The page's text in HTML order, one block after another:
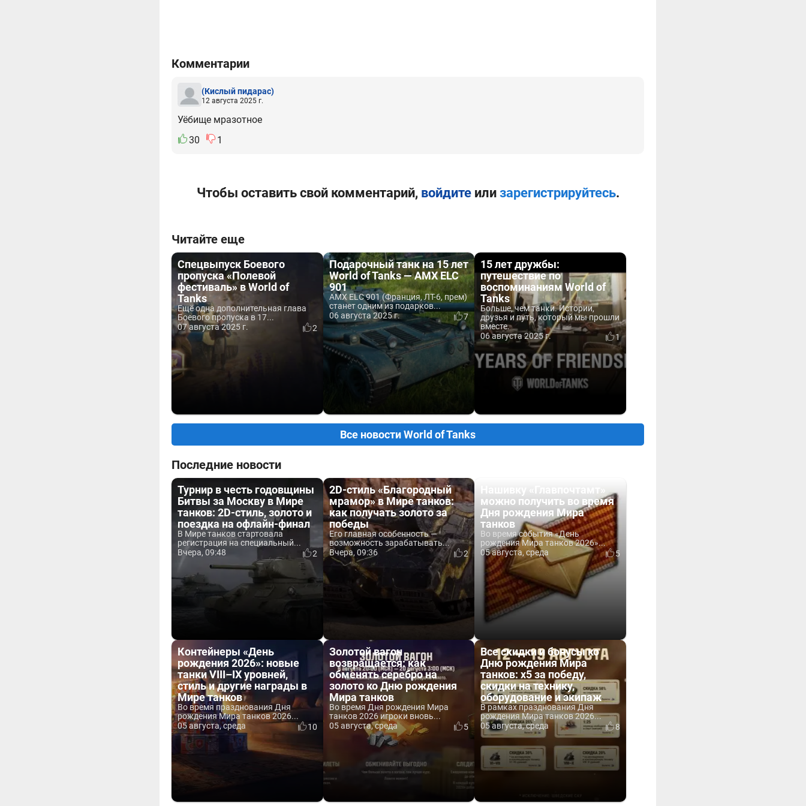
Комментарии
(Кислый пидарас)
12 августа 2025 г.
Уёбище мразотное
30
1
Чтобы оставить свой комментарий, войдитеили зарегистрируйтесь.
Читайте еще
Спецвыпуск Боевого
пропуска «Полевой
фестиваль» в World of
Tanks
Ещё одна дополнительная глава
Боевого пропуска в 17...
07 августа 2025 г.
2
Подарочный танк на 15 лет
World of Tanks — AMX ELC
901
AMX ELC 901 (Франция, ЛТ-6, прем)
станет одним из подарков...
06 августа 2025 г.
7
15 лет дружбы:
путешествие по
воспоминаниям World of
Tanks
Больше, чем танки. Истории,
друзья и путь, который мы прошли
вместе.
06 августа 2025 г.
1
Все новости World of Tanks
Последние новости
Турнир в честь годовщины
Битвы за Москву в Мире
танков: 2D-стиль, золото и
поездка на офлайн-финал
В Мире танков стартовала
регистрация на специальный...
Вчера, 09:48
2
2D-стиль «Благородный
мрамор» в Мире танков:
как получать золото за
победы
Его главная особенность —
возможность зарабатывать...
Вчера, 09:36
2
Нашивку «Главпочтамт»
можно получить во время
Дня рождения Мира
танков
Во время события «День
рождения Мира танков 2026»...
05 августа, среда
5
Контейнеры «День
рождения 2026»: новые
танки VIII–IX уровней,
стиль и другие награды в
Мире танков
Во время празднования Дня
рождения Мира танков 2026...
05 августа, среда
10
Золотой вагон
возвращается: как
обменять серебро на
золото ко Дню рождения
Мира танков
Во время Дня рождения Мира
танков 2026 игроки вновь...
05 августа, среда
5
Все скидки и бонусы ко
Дню рождения Мира
танков: x5 за победу,
скидки на технику,
оборудование и экипаж
В рамках празднования Дня
рождения Мира танков 2026...
05 августа, среда
8